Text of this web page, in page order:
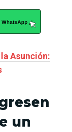
Asunción:
un